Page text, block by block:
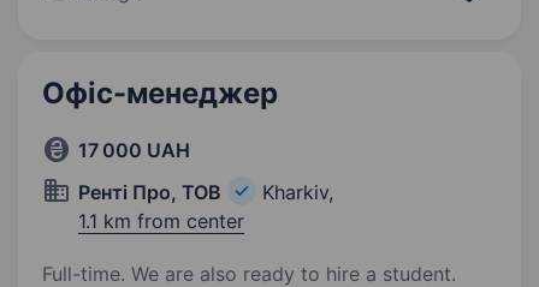
Офіс-менеджер
17 000 UAH
Ренті Про, ТОВ
Kharkiv,
1.1 km from center
Full-time. We are also ready to hire a student.